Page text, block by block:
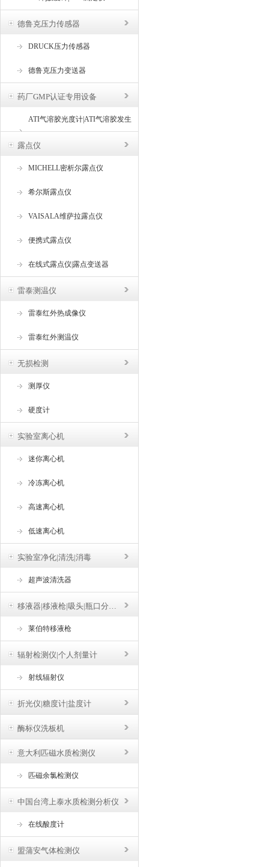
德鲁克压力传感器
DRUCK压力传感器
德鲁克压力变送器
药厂GMP认证专用设备
ATI气溶胶光度计|ATI气溶胶发生
器
露点仪
MICHELL密析尔露点仪
希尔斯露点仪
VAISALA维萨拉露点仪
便携式露点仪
在线式露点仪|露点变送器
雷泰测温仪
雷泰红外热成像仪
雷泰红外测温仪
无损检测
测厚仪
硬度计
实验室离心机
迷你离心机
冷冻离心机
高速离心机
低速离心机
实验室净化|清洗|消毒
超声波清洗器
移液器|移液枪|吸头|瓶口分液器
莱伯特移液枪
辐射检测仪|个人剂量计
射线辐射仪
折光仪|糖度计|盐度计
酶标仪洗板机
意大利匹磁水质检测仪
匹磁余氯检测仪
中国台湾上泰水质检测分析仪
在线酸度计
盟蒲安气体检测仪